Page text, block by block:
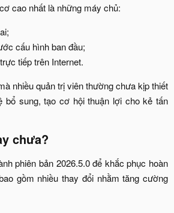
cao nhất là những máy chủ:​
cấu hình ban đầu;​
tiếp trên Internet.​
nhiều quản trị viên thường chưa kịp thiết
bổ sung, tạo cơ hội thuận lợi cho kẻ tấn
chưa?​
phiên bản 2026.5.0 để khắc phục hoàn
gồm nhiều thay đổi nhằm tăng cường